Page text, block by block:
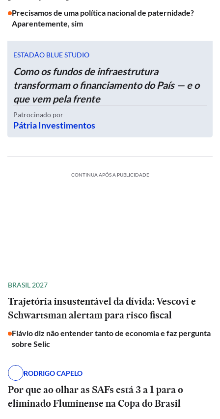
Precisamos de uma política nacional de paternidade?
Aparentemente, sim
ESTADÃO BLUE STUDIO
Como os fundos de infraestrutura
transformam o financiamento do País — e o
que vem pela frente
Patrocinado por
Pátria Investimentos
CONTINUA APÓS A PUBLICIDADE
BRASIL 2027
Trajetória insustentável da dívida: Vescovi e
Schwartsman alertam para risco fiscal
Flávio diz não entender tanto de economia e faz pergunta
sobre Selic
RODRIGO CAPELO
Por que ao olhar as SAFs está 3 a 1 para o
eliminado Fluminense na Copa do Brasil